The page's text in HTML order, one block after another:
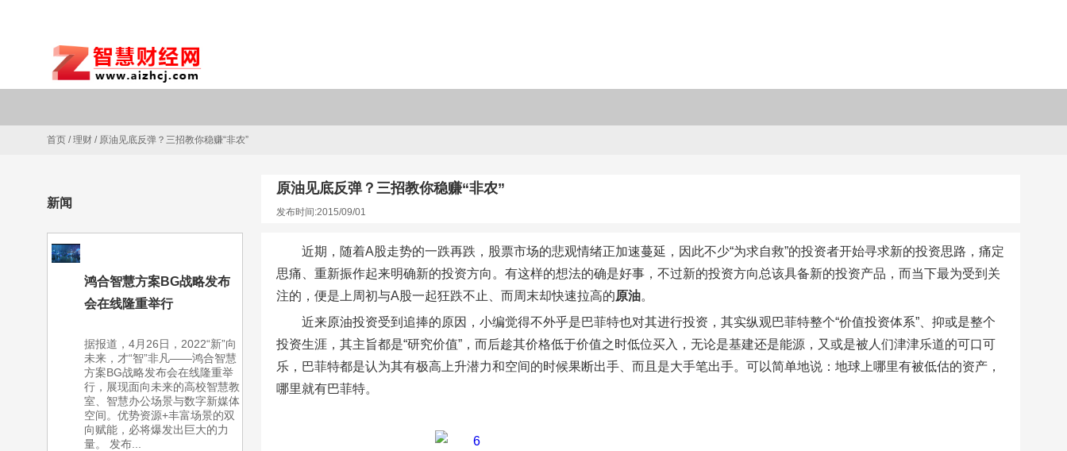
首页 /理财 / 原油见底反弹？三招教你稳赚“非农”
新闻
鸿合智慧方案BG战略发布
会在线隆重举行
据报道，4月26日，2022“新”向
未来，才“智”非凡——鸿合智慧
方案BG战略发布会在线隆重举
行，展现面向未来的高校智慧教
室、智慧办公场景与数字新媒体
空间。优势资源+丰富场景的双
向赋能，必将爆发出巨大的力
量。 发布...
原油见底反弹？三招教你稳赚“非农”
发布时间:2015/09/01
近期，随着A股走势的一跌再跌，股票市场的悲观情绪正加速蔓延，因此不少“为求自救”的投资者开始寻求新的投资思路，痛定
思痛、重新振作起来明确新的投资方向。有这样的想法的确是好事，不过新的投资方向总该具备新的投资产品，而当下最为受到关
注的，便是上周初与A股一起狂跌不止、而周末却快速拉高的原油。
近来原油投资受到追捧的原因，小编觉得不外乎是巴菲特也对其进行投资，其实纵观巴菲特整个“价值投资体系”、抑或是整个
投资生涯，其主旨都是“研究价值”，而后趁其价格低于价值之时低位买入，无论是基建还是能源，又或是被人们津津乐道的可口可
乐，巴菲特都是认为其有极高上升潜力和空间的时候果断出手、而且是大手笔出手。可以简单地说：地球上哪里有被低估的资产，
哪里就有巴菲特。